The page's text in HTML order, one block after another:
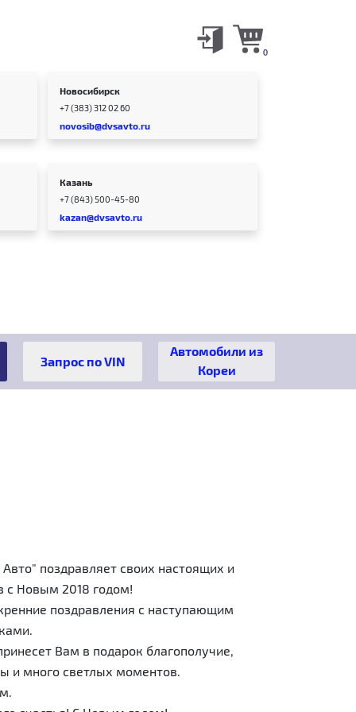
0
Новосибирск
+7 (383) 312 02 60
novosib@dvsavto.ru
Казань
+7 (843) 500-45-80
kazan@dvsavto.ru
Автомобили из
Кореи
поздравляет своих настоящих и
с Новым 2018 годом!
поздравления с наступающим
Вам в подарок благополучие,
и много светлых моментов.